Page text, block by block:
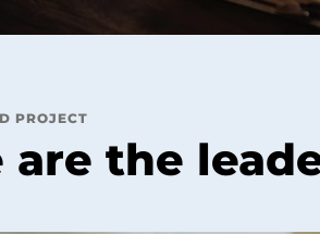
PROJECT
are the